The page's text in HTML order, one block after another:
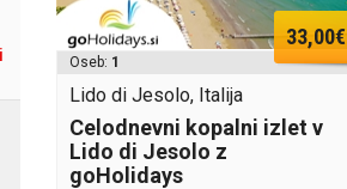
33,00€
Oseb: 1
Lido di Jesolo, Italija
Celodnevni kopalni izlet v
Lido di Jesolo z
goHolidays